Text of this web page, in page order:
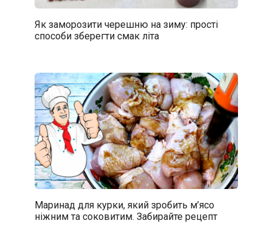
Як заморозити черешню на зиму: прості
способи зберегти смак літа
Маринад для курки, який зробить м’ясо
ніжним та соковитим. Забирайте рецепт